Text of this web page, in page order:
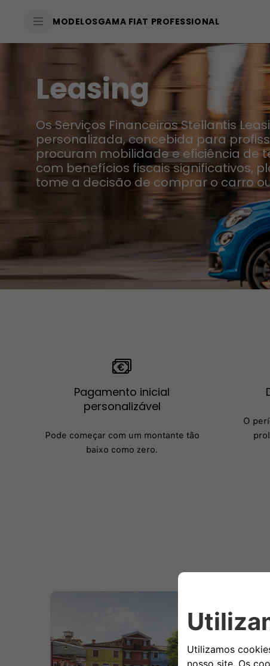
MODELOSGAMA FIAT PROFESSIONAL
SkiptoNavigationText
Leasing
Os Serviços Financeiros Stellantis
personalizada, concebida para
procuram mobilidade e eficiência de
com benefícios fiscais significativos,
tome a decisão de comprar o carro
Pagamento inicial
personalizável
Pode começar com um montante tão
baixo como zero.
O